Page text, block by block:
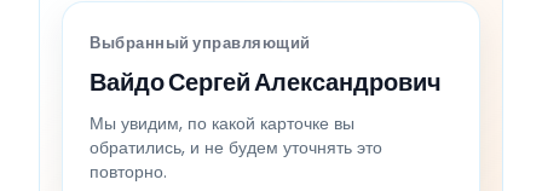
Выбранный управляющий
Вайдо Сергей Александрович
Мы увидим, по какой карточке вы
обратились, и не будем уточнять это
повторно.